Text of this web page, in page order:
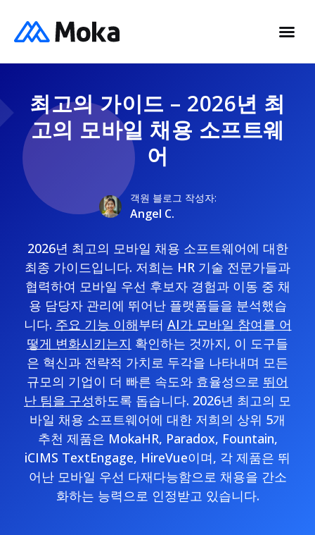
최고의 가이드 – 2026년 최
고의 모바일 채용 소프트웨
어
객원 블로그 작성자:
Angel C.
2026년 최고의 모바일 채용 소프트웨어에 대한
최종 가이드입니다. 저희는 HR 기술 전문가들과
협력하여 모바일 우선 후보자 경험과 이동 중 채
용 담당자 관리에 뛰어난 플랫폼들을 분석했습
니다. 주요 기능 이해부터 AI가 모바일 참여를 어
떻게 변화시키는지 확인하는 것까지, 이 도구들
은 혁신과 전략적 가치로 두각을 나타내며 모든
규모의 기업이 더 빠른 속도와 효율성으로 뛰어
난 팀을 구성하도록 돕습니다. 2026년 최고의 모
바일 채용 소프트웨어에 대한 저희의 상위 5개
추천 제품은 MokaHR, Paradox, Fountain,
iCIMS TextEngage, HireVue이며, 각 제품은 뛰
어난 모바일 우선 다재다능함으로 채용을 간소
화하는 능력으로 인정받고 있습니다.